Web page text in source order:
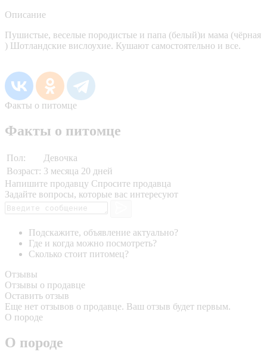
Описание
Пушистые, веселые породистые и папа (белый)и мама (чёрная
) Шотландские вислоухие. Кушают самостоятельно и все.
Факты о питомце
Факты о питомце
Пол:
Девочка
Возраст: 3 месяца 20 дней
Напишите продавцу Спросите продавца
Задайте вопросы, которые вас интересуют
Подскажите, объявление актуально?
Где и когда можно посмотреть?
Сколько стоит питомец?
Отзывы
Отзывы о продавце
Оставить отзыв
Еще нет отзывов о продавце. Ваш отзыв будет первым.
О породе
О породе